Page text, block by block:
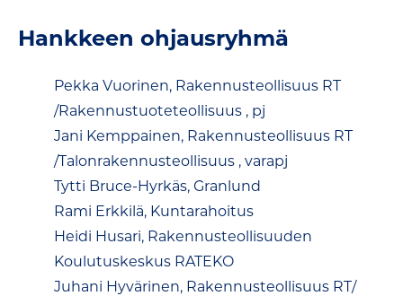
Hankkeen ohjausryhmä
Pekka Vuorinen, Rakennusteollisuus RT
/Rakennustuoteteollisuus , pj
Jani Kemppainen, Rakennusteollisuus RT
/Talonrakennusteollisuus , varapj
Tytti Bruce-Hyrkäs, Granlund
Rami Erkkilä, Kuntarahoitus
Heidi Husari, Rakennusteollisuuden
Koulutuskeskus RATEKO
Juhani Hyvärinen, Rakennusteollisuus RT/